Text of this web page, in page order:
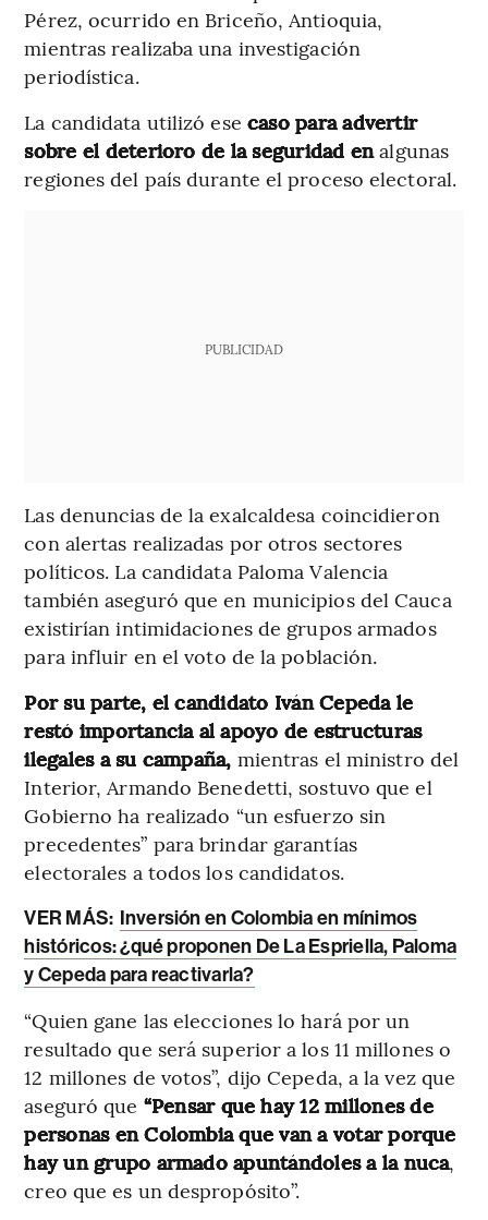
Pérez, ocurrido en Briceño, Antioquia,
mientras realizaba una investigación
periodística.
La candidata utilizó ese caso para advertir
sobre el deterioro de la seguridad enalgunas
regiones del país durante el proceso electoral.
PUBLICIDAD
Las denuncias de la exalcaldesa coincidieron
con alertas realizadas por otros sectores
políticos. La candidata Paloma Valencia
también aseguró que en municipios del Cauca
existirían intimidaciones de grupos armados
para influir en el voto de la población.
Por su parte, el candidato Iván Cepeda le
restó importancia al apoyo de estructuras
ilegales a su campaña, mientras el ministro del
Interior, Armando Benedetti, sostuvo que el
Gobierno ha realizado “un esfuerzo sin
precedentes” para brindar garantías
electorales a todos los candidatos.
VER MÁS: Inversión en Colombia en mínimos
históricos: ¿qué proponen De La Espriella, Paloma
y Cepeda para reactivarla?
“Quien gane las elecciones lo hará por un
resultado que será superior a los 11 millones o
12 millones de votos”, dijo Cepeda, a la vez que
aseguró que “Pensar que hay 12 millones de
personas en Colombia que van a votar porque
hay un grupo armado apuntándoles a la nuca,
creo que es un despropósito”.